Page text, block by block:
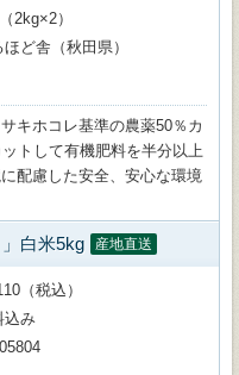
2kg×2）
ほど舎（秋田県）
キホコレ基準の農薬50％カ
トして有機肥料を半分以上
配慮した安全、安心な環境
白米5kg 産地直送
（税込）
込み